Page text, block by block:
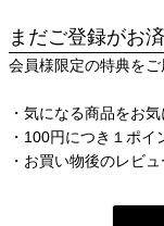
まだご登録がお
会員様限定の特典をご
・気になる商品をお
・100円につき１ポイ
・お買い物後のレビ